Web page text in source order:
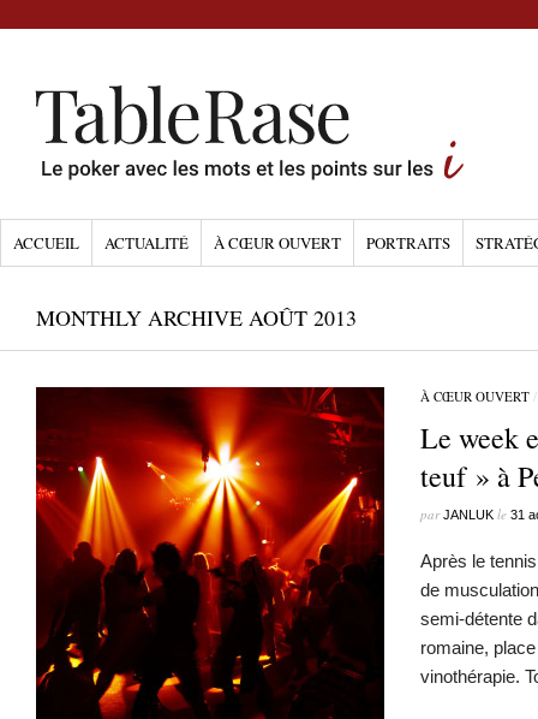
ACCUEIL ACTUALITÉ À CŒUR OUVERT PORTRAITS
MONTHLY ARCHIVE AOÛT 2013
À CŒUR OUVERT
Le week
teuf » à
parJANLUK le 31
Après le
de
semi-détente
romaine,
vinothérapie.